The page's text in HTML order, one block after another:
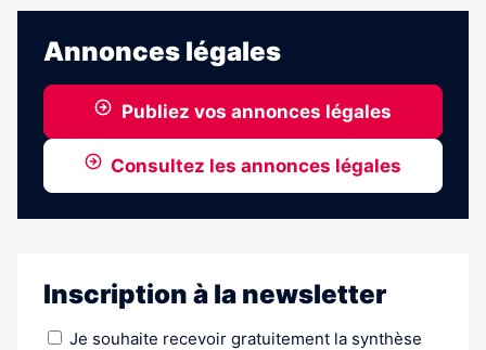
est
aux
Annonces légales
Publiez vos annonces légales
Consultez les annonces légales
Inscription à la newsletter
Je souhaite recevoir gratuitement la synthèse